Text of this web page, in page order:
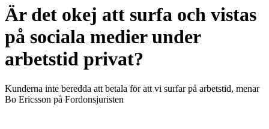
Är det okej att surfa och vistas
på sociala medier under
arbetstid privat?
Kunderna inte beredda att betala för att vi surfar på arbetstid, menar
Bo Ericsson på Fordonsjuristen